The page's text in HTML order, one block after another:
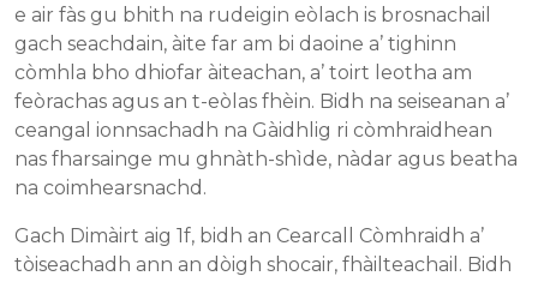
e air fàs gu bhith na rudeigin eòlach is brosnachail
gach seachdain, àite far am bi daoine a’ tighinn
còmhla bho dhiofar àiteachan, a’ toirt leotha am
feòrachas agus an t-eòlas fhèin. Bidh na seiseanan a’
ceangal ionnsachadh na Gàidhlig ri còmhraidhean
nas fharsainge mu ghnàth-shìde, nàdar agus beatha
na coimhearsnachd.
Gach Dimàirt aig 1f, bidh an Cearcall Còmhraidh a’
tòiseachadh ann an dòigh shocair, fhàilteachail. Bidh